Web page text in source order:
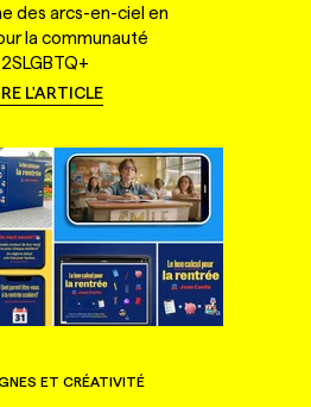
des arcs-en-ciel en
la communauté
2SLGBTQ+
L'ARTICLE
ET CRÉATIVITÉ